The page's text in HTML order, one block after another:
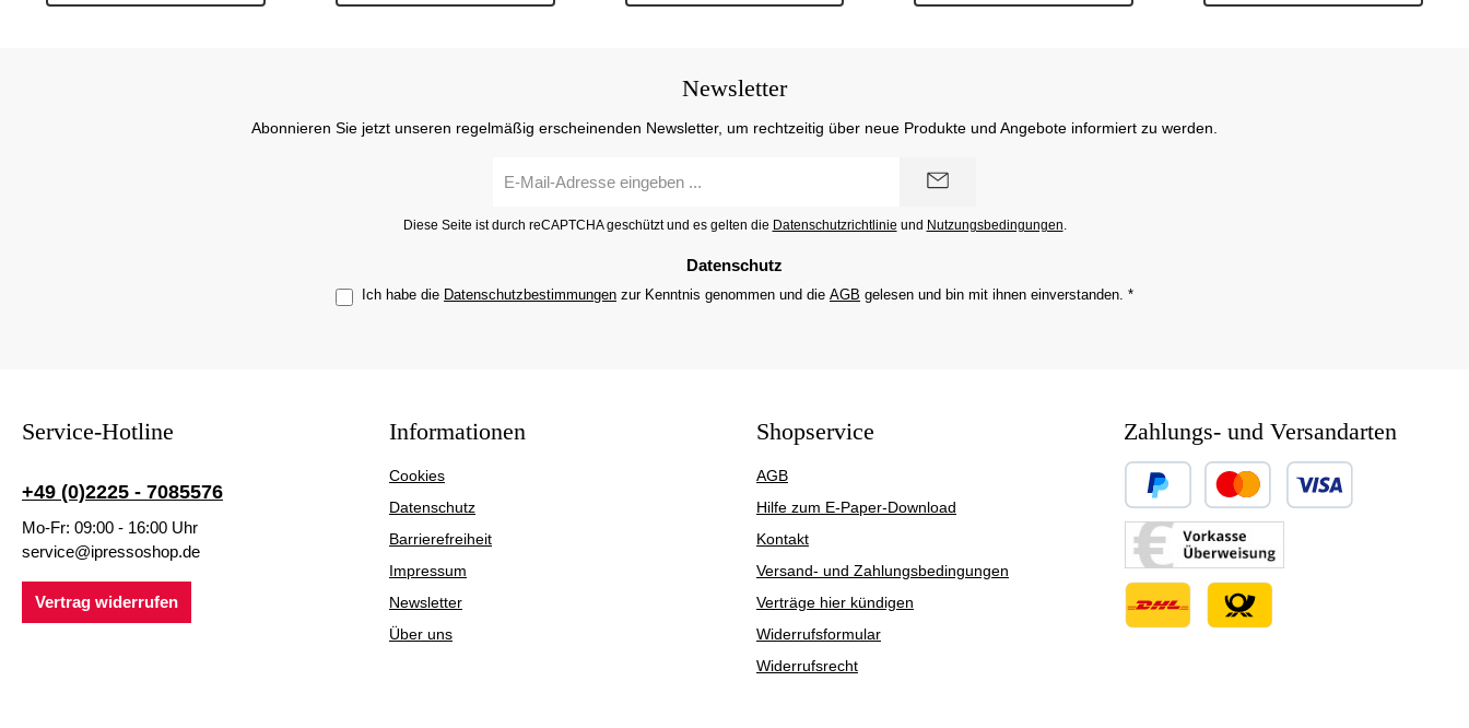
Newsletter
Abonnieren Sie jetzt unseren regelmäßig erscheinenden Newsletter, um rechtzeitig über neue Produkte und Angebote informiert zu werden.
Mail-
Diese Seite ist durch reCAPTCHA geschützt und es gelten die Datenschutzrichtlinie und Nutzungsbedingungen
Datenschutz
Ich habe die Datenschutzbestimmungen zur Kenntnis genommen und die AGB gelesen und bin mit ihnen einverstanden. *
Service-Hotline
+49 (0)2225 - 7085576
Mo-Fr: 09:00 - 16:00 Uhr
service@ipressoshop.de
Vertrag widerrufen
Informationen
Cookies
Datenschutz
Barrierefreiheit
Impressum
Newsletter
Über uns
Shopservice
AGB
Hilfe zum E-Paper-Download
Kontakt
Versand- und Zahlungsbedingungen
Verträge hier kündigen
Widerrufsformular
Widerrufsrecht
Zahlungs- und Versandarten
Benutzerdefiniertes Bild 1
Benutzerdefiniertes Bild 2
Benutzerdefiniertes Bild 3